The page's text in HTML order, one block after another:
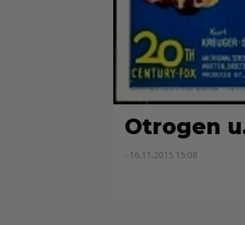
Otrogen
- 16.11.2015 15:08